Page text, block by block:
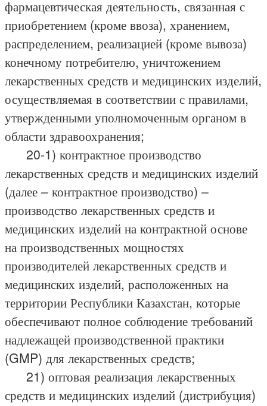
фармацевтическая деятельность, связанная с
приобретением (кроме ввоза), хранением,
распределением, реализацией (кроме вывоза)
конечному потребителю, уничтожением
лекарственных средств и медицинских изделий,
осуществляемая в соответствии с правилами,
утвержденными уполномоченным органом в
области здравоохранения;
20-1) контрактное производство
лекарственных средств и медицинских изделий
(далее – контрактное производство) –
производство лекарственных средств и
медицинских изделий на контрактной основе
на производственных мощностях
производителей лекарственных средств и
медицинских изделий, расположенных на
территории Республики Казахстан, которые
обеспечивают полное соблюдение требований
надлежащей производственной практики
(GMP) для лекарственных средств;
21) оптовая реализация лекарственных
средств и медицинских изделий (дистрибуция)